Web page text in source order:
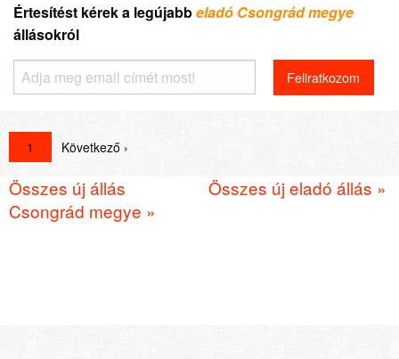
Értesítést kérek a legújabbeladó Csongrád megye
állásokról
1 Következő ›
Összes új állás
Csongrád megye »
Összes új eladó állás »